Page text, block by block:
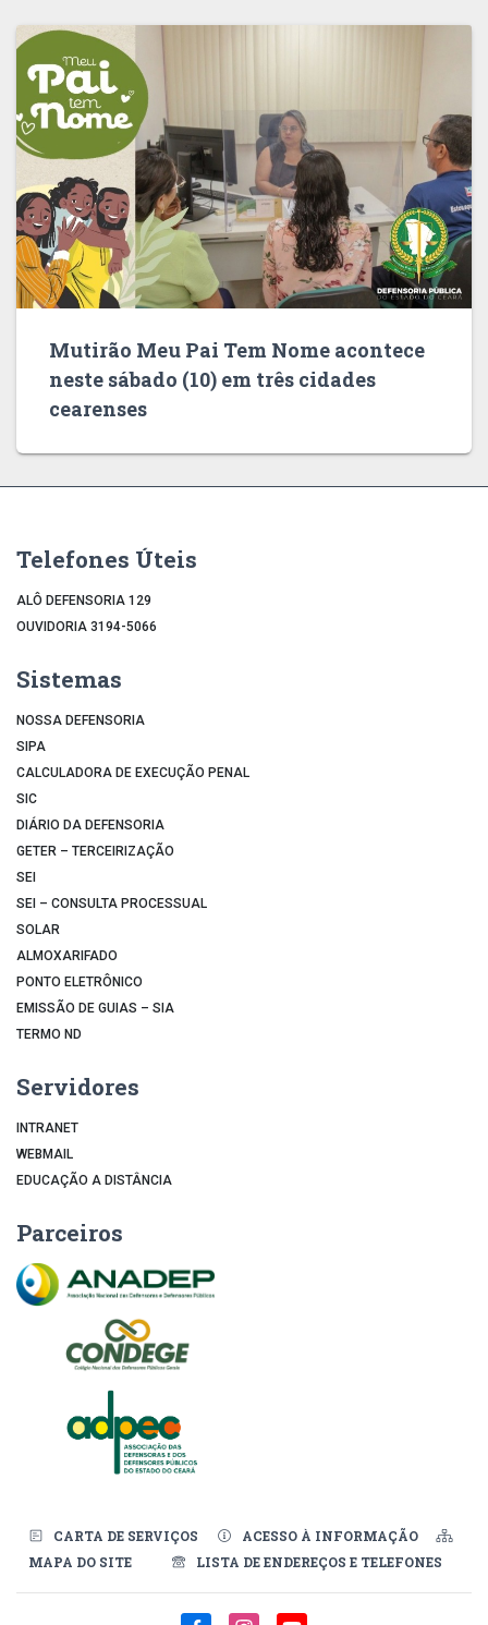
Mutirão Meu Pai Tem Nome acontece
neste sábado (10) em três cidades
cearenses
Telefones Úteis
ALÔ DEFENSORIA 129
OUVIDORIA 3194-5066
Sistemas
NOSSA DEFENSORIA
SIPA
CALCULADORA DE EXECUÇÃO PENAL
SIC
DIÁRIO DA DEFENSORIA
GETER – TERCEIRIZAÇÃO
SEI
SEI – CONSULTA PROCESSUAL
SOLAR
ALMOXARIFADO
PONTO ELETRÔNICO
EMISSÃO DE GUIAS – SIA
TERMO ND
Servidores
INTRANET
WEBMAIL
EDUCAÇÃO A DISTÂNCIA
Parceiros
CARTA DE SERVIÇOS
ACESSO À INFORMAÇÃO
MAPA DO SITE
LISTA DE ENDEREÇOS E TELEFONES